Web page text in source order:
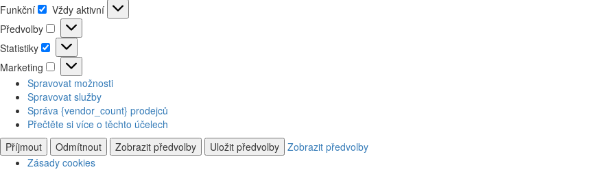
Funkční
Funkční
Vždy aktivní
Předvolby
Předvolby
Statistiky
Statistiky
Marketing
Marketing
Spravovat možnosti
Spravovat služby
Správa {vendor_count} prodejců
Přečtěte si více o těchto účelech
Příjmout
Odmítnout Zobrazit předvolby Uložit předvolby Zobrazit předvolby
Zásady cookies